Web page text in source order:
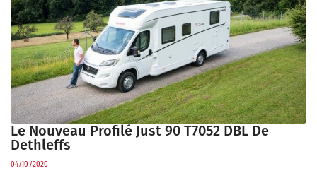
Le Nouveau Profilé Just 90 T7052 DBL De
Dethleffs
04/10/2020